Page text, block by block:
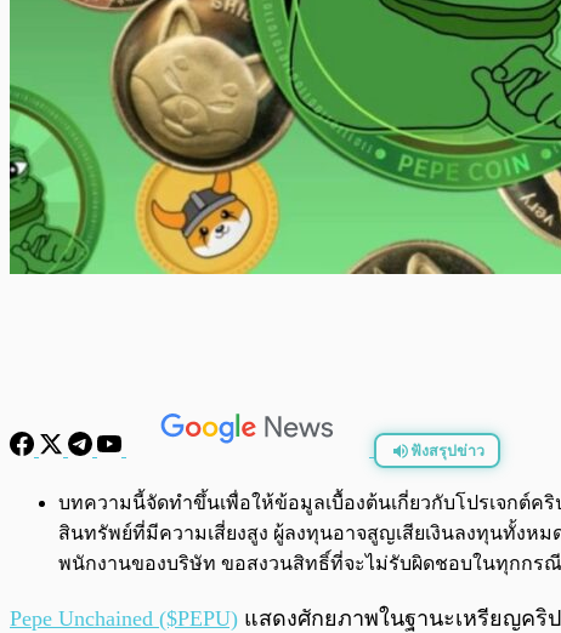
ฟังสรุปข่าว
พร้อมเล่น
บทความนี้จัดทำขึ้นเพื่อให้ข้อมูลเบื้องต้นเกี่ยวกับโปรเจกต์ค
สินทรัพย์ที่มีความเสี่ยงสูง ผู้ลงทุนอาจสูญเสียเงินลงทุนทั้งห
พนักงานของบริษัท ขอสงวนสิทธิ์ที่จะไม่รับผิดชอบในทุกกร
Pepe Unchained ($PEPU) แสดงศักยภาพในฐานะเหรียญคริ